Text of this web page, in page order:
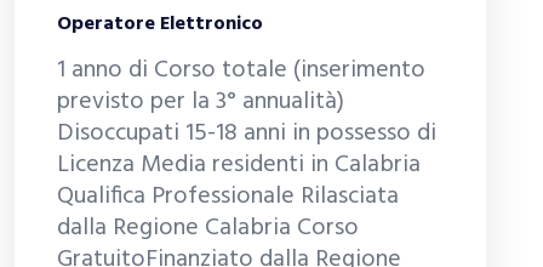
Operatore Elettronico
1 anno di Corso totale (inserimento
previsto per la 3° annualità)
Disoccupati 15-18 anni in possesso di
Licenza Media residenti in Calabria
Qualifica Professionale Rilasciata
dalla Regione Calabria Corso